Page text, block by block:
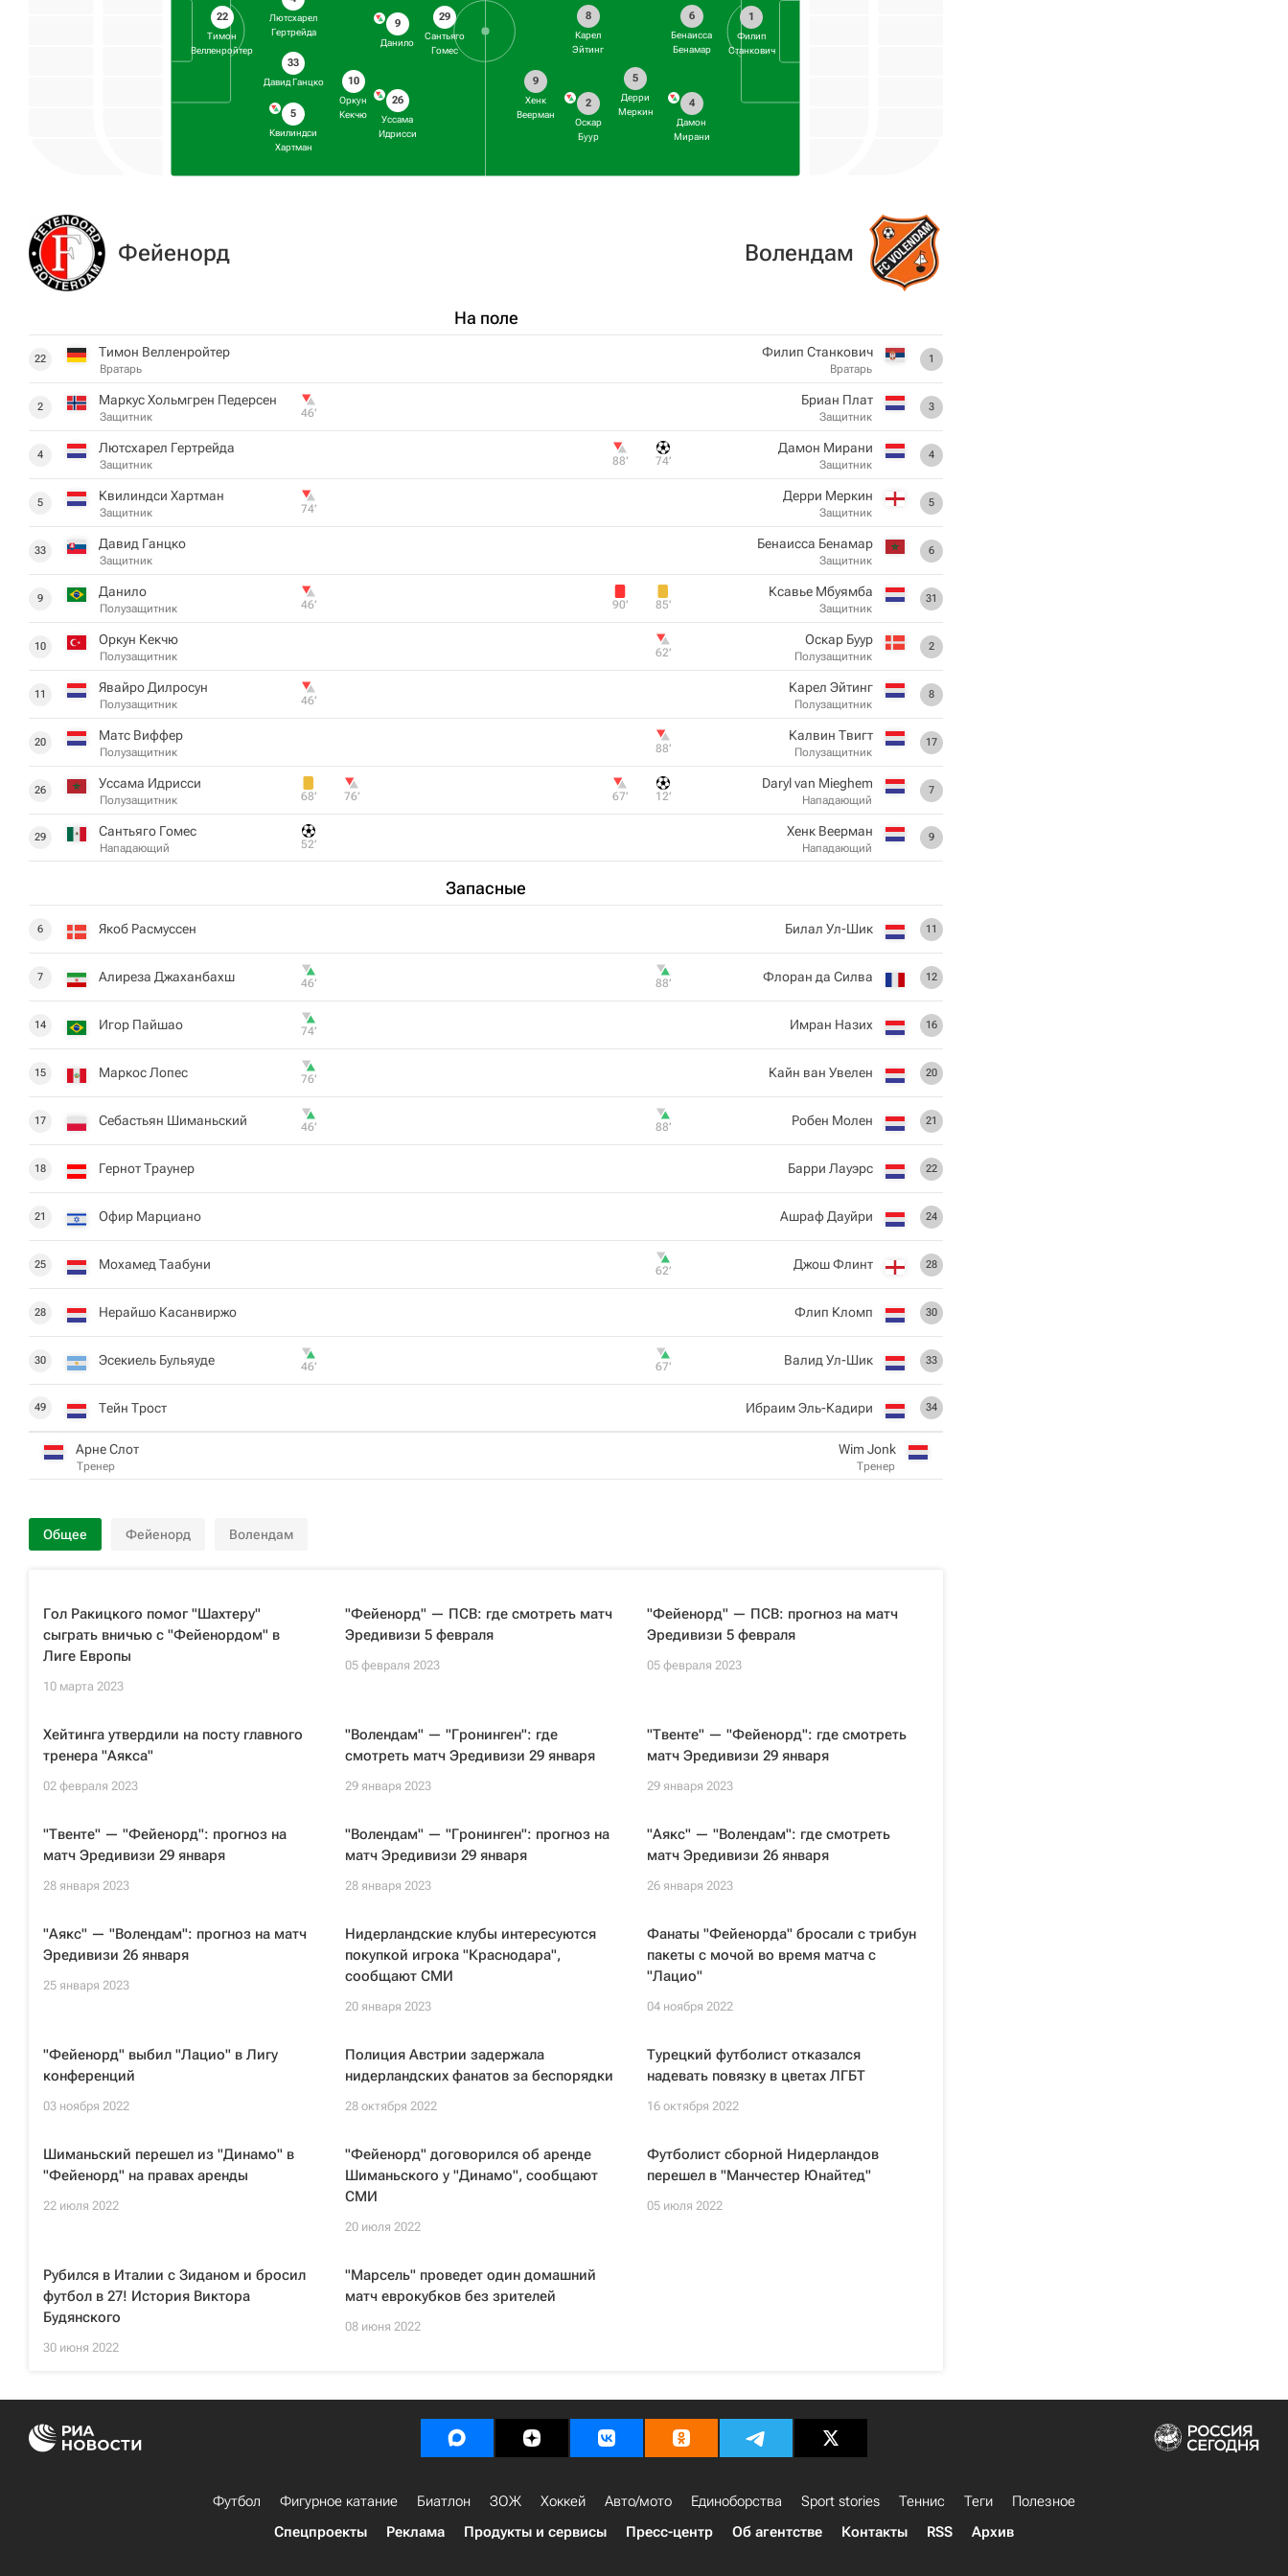
22
Тимон
Велленройтер
Лютсхарел
Гертрейда
33
Давид Ганцко
5
Квилиндси
Хартман
10
Оркун
Кекчю
9
Данило
26
Уссама
Идрисси
29
Сантьяго
Гомес
1
Филип
Станкович
6
Бенаисса
Бенамар
4
Дамон
Мирани
5
Дерри
Меркин
8
Карел
Эйтинг
2
Оскар
Буур
9
Хенк
Веерман
Фейенорд
На поле
22 Тимон Велленройтер
Вратарь
2 Маркус Хольмгрен Педерсен
Защитник 46‎’‎
4 Лютсхарел Гертрейда
Защитник
5 Квилиндси Хартман
Защитник 74‎’‎
33 Давид Ганцко
Защитник
9 Данило
Полузащитник 46‎’‎
10 Оркун Кекчю
Полузащитник
11 Явайро Дилросун
Полузащитник 46‎’‎
20 Матс Виффер
Полузащитник
26 Уссама Идрисси
Полузащитник 68‎’‎ 76‎’‎
29 Сантьяго Гомес
Нападающий 52‎’‎
Запасные
6 Якоб Расмуссен
7 Алиреза Джаханбахш 46‎’‎
14 Игор Пайшао 74‎’‎
15 Маркос Лопес 76‎’‎
17 Себастьян Шиманьский 46‎’‎
18 Гернот Траунер
21 Офир Марциано
25 Мохамед Таабуни
28 Нерайшо Касанвиржо
30 Эсекиель Бульяуде 46‎’‎
49 Тейн Трост
Арне Слот
Тренер
Волендам
1
Филип Станкович
Вратарь
3
Бриан Плат
Защитник
4
Дамон Мирани
Защитник
74‎’‎
88‎’‎
5
Дерри Меркин
Защитник
6
Бенаисса Бенамар
Защитник
31
Ксавье Мбуямба
Защитник
85‎’‎
90‎’‎
2
Оскар Буур
Полузащитник
62‎’‎
8
Карел Эйтинг
Полузащитник
17
Калвин Твигт
Полузащитник
88‎’‎
7
Daryl van Mieghem
Нападающий
12‎’‎
67‎’‎
9
Хенк Веерман
Нападающий
11
Билал Ул-Шик
12
Флоран да Силва
88‎’‎
16
Имран Назих
20
Кайн ван Увелен
21
Робен Молен
88‎’‎
22
Барри Лауэрс
24
Ашраф Дауйри
28
Джош Флинт
62‎’‎
30
Флип Кломп
33
Валид Ул-Шик
67‎’‎
34
Ибраим Эль-Кадири
Wim Jonk
Тренер
Общее Фейенорд Волендам
Гол Ракицкого помог "Шахтеру"
сыграть вничью с "Фейенордом" в
Лиге Европы
10 марта 2023
"Фейенорд" — ПСВ: где смотреть матч
Эредивизи 5 февраля
05 февраля 2023
"Фейенорд" — ПСВ: прогноз на матч
Эредивизи 5 февраля
05 февраля 2023
Хейтинга утвердили на посту главного
тренера "Аякса"
02 февраля 2023
"Волендам" — "Гронинген": где
смотреть матч Эредивизи 29 января
29 января 2023
"Твенте" — "Фейенорд": где смотреть
матч Эредивизи 29 января
29 января 2023
"Твенте" — "Фейенорд": прогноз на
матч Эредивизи 29 января
28 января 2023
"Волендам" — "Гронинген": прогноз на
матч Эредивизи 29 января
28 января 2023
"Аякс" — "Волендам": где смотреть
матч Эредивизи 26 января
26 января 2023
"Аякс" — "Волендам": прогноз на матч
Эредивизи 26 января
25 января 2023
Нидерландские клубы интересуются
покупкой игрока "Краснодара",
сообщают СМИ
20 января 2023
Фанаты "Фейенорда" бросали с трибун
пакеты с мочой во время матча с
"Лацио"
04 ноября 2022
"Фейенорд" выбил "Лацио" в Лигу
конференций
03 ноября 2022
Полиция Австрии задержала
нидерландских фанатов за беспорядки
28 октября 2022
Турецкий футболист отказался
надевать повязку в цветах ЛГБТ
16 октября 2022
Шиманьский перешел из "Динамо" в
"Фейенорд" на правах аренды
22 июля 2022
"Фейенорд" договорился об аренде
Шиманьского у "Динамо", сообщают
СМИ
20 июля 2022
Футболист сборной Нидерландов
перешел в "Манчестер Юнайтед"
05 июля 2022
Рубился в Италии с Зиданом и бросил
футбол в 27! История Виктора
Будянского
30 июня 2022
"Марсель" проведет один домашний
матч еврокубков без зрителей
08 июня 2022
Футбол Фигурное катание Биатлон ЗОЖ Хоккей Авто/мото Единоборства Sport stories Теннис Теги
Полезное
Спецпроекты
Реклама Продукты и сервисы Пресс-центр Об агентстве Контакты RSS Архив